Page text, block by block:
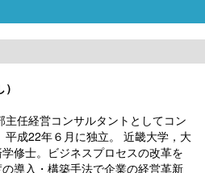
任経営コンサルタントとしてコン
成22年６月に独立。 近畿大学，大
修士。ビジネスプロセスの改革を
導入・構築手法で企業の経営革新